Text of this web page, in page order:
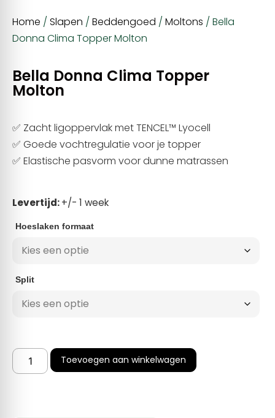
Home /Slapen /Beddengoed /Moltons / Bella
Donna Clima Topper Molton
Bella Donna Clima Topper
Molton
✅ Zacht ligoppervlak met TENCEL™ Lyocell
✅ Goede vochtregulatie voor je topper
✅ Elastische pasvorm voor dunne matrassen
Levertijd:+/- 1 week
Hoeslaken formaat
Split
Toevoegen aan winkelwagen